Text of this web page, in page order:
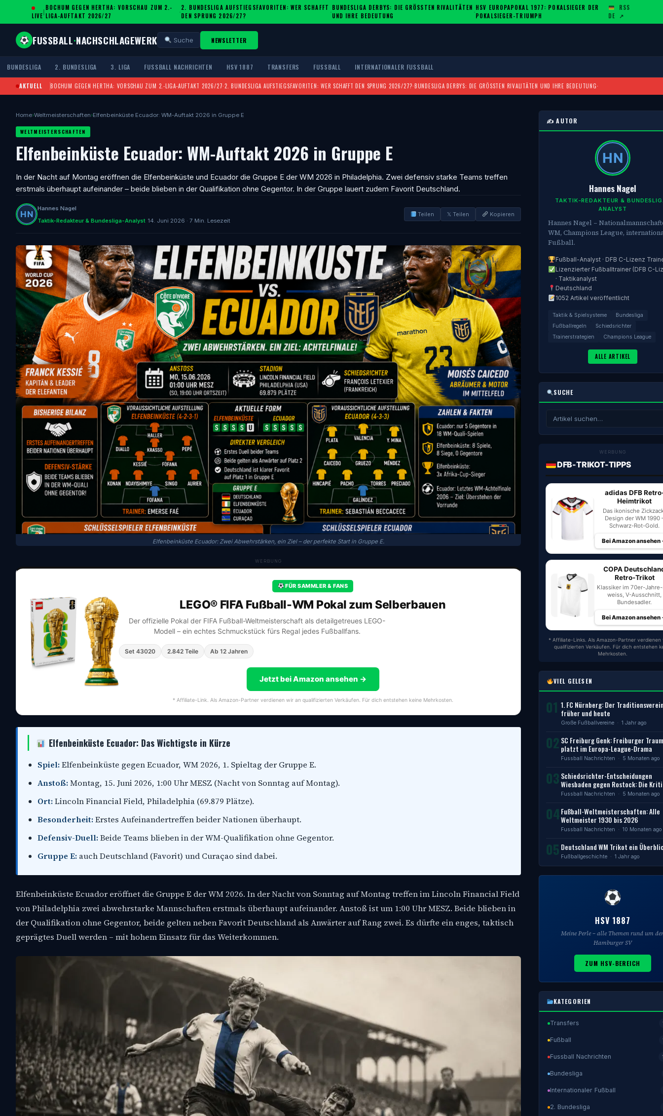
LIVE
|
BOCHUM GEGEN HERTHA: VORSCHAU ZUM 2.-
LIGA-AUFTAKT 2026/27
·
2. BUNDESLIGA AUFSTIEGSFAVORITEN: WER SCHAFFT
DEN SPRUNG 2026/27?
·
BUNDESLIGA DERBYS: DIE GRÖSSTEN RIVALITÄTEN U
ND IHRE BEDEUTUNG
·
HSV EUROPAPOKAL 1977: POKALSIEGER DER
POKALSIEGER-TRIUMPH
DE
RSS
↗
FUSSBALL·NACHSCHLAGEWERK Suche NEWSLETTER
BUNDESLIGA 2. BUNDESLIGA 3. LIGA FUSSBALL NACHRICHTEN HSV 1887 TRANSFERS FUSSBALL INTERNATIONALER FUSSBALL
AKTUELL BOCHUM GEGEN HERTHA: VORSCHAU ZUM 2.-LIGA-AUFTAKT 2026/27·2. BUNDESLIGA AUFSTIEGSFAVORITEN: WER SCHAFFT DEN SPRUNG 2026/27?·BUNDESLIGA DERBYS: DIE GRÖSSTEN RIVALITÄTEN UND IHRE BEDEUTUNG ·
Home›Weltmeisterschaften›Elfenbeinküste Ecuador: WM-Auftakt 2026 in Gruppe E
WELTMEISTERSCHAFTEN
Elfenbeinküste Ecuador: WM-Auftakt 2026 in Gruppe E
In der Nacht auf Montag eröffnen die Elfenbeinküste und Ecuador die Gruppe E der WM 2026 in Philadelphia. Zwei defensiv starke Teams treffen
erstmals überhaupt aufeinander – beide blieben in der Qualifikation ohne Gegentor. In der Gruppe lauert zudem Favorit Deutschland.
Hannes Nagel
Taktik-Redakteur & Bundesliga-Analyst 14. Juni 2026 · 7 Min. Lesezeit
Teilen 𝕏 Teilen Kopieren
Elfenbeinküste Ecuador: Zwei Abwehrstärken, ein Ziel – der perfekte Start in Gruppe E.
WERBUNG
FÜR SAMMLER & FANS
LEGO® FIFA Fußball-WM Pokal zum Selberbauen
Der offizielle Pokal der FIFA Fußball-Weltmeisterschaft als detailgetreues LEGO-
Modell – ein echtes Schmuckstück fürs Regal jedes Fußballfans.
Set 43020 2.842 Teile Ab 12 Jahren
Jetzt bei Amazon ansehen →
* Affiliate-Link. Als Amazon-Partner verdienen wir an qualifizierten Verkäufen. Für dich entstehen keine Mehrkosten.
Elfenbeinküste Ecuador: Das Wichtigste in Kürze
Spiel:Elfenbeinküste gegen Ecuador, WM 2026, 1. Spieltag der Gruppe E.
Anstoß:Montag, 15. Juni 2026, 1:00 Uhr MESZ (Nacht von Sonntag auf Montag).
Ort:Lincoln Financial Field, Philadelphia (69.879 Plätze).
Besonderheit:Erstes Aufeinandertreffen beider Nationen überhaupt.
Defensiv-Duell:Beide Teams blieben in der WM-Qualifikation ohne Gegentor.
Gruppe E: auch Deutschland (Favorit) und Curaçao sind dabei.
Elfenbeinküste Ecuador eröffnet die Gruppe E der WM 2026. In der Nacht von Sonntag auf Montag treffen im Lincoln Financial Field
von Philadelphia zwei abwehrstarke Mannschaften erstmals überhaupt aufeinander. Anstoß ist um 1:00 Uhr MESZ. Beide blieben in
der Qualifikation ohne Gegentor, beide gelten neben Favorit Deutschland als Anwärter auf Rang zwei. Es dürfte ein enges, taktisch
geprägtes Duell werden – mit hohem Einsatz für das Weiterkommen.
✍️ AUTOR
Hannes Nagel
TAKTIK-REDAKTEUR &
ANALYST
Hannes Nagel –
WM, Champions League,
Fußball.
Fußball-Analyst · DFB C-Lizenz
Lizenzierter Fußballtrainer (DFB C-
· Taktikanalyst
Deutschland
1052 Artikel veröffentlicht
Taktik & Spielsysteme
Bundesliga
Fußballregeln
Schiedsrichter
Trainerstrategien
Champions League
ALLE ARTIKEL
SUCHE
WERBUNG
DFB-TRIKOT-TIPPS
adidas DFB
Heimtrikot
Das ikonische
Design der WM 1990
Schwarz-Rot-Gold.
Bei Amazon ansehen
COPA
Retro-Trikot
Klassiker im 70er-
weiss, V-Ausschnitt,
Bundesadler.
Bei Amazon ansehen
* Affiliate-Links. Als Amazon-Partner verdienen
qualifizierten Verkäufen. Für dich entstehen
Mehrkosten.
VIEL GELESEN
01 1. FC Nürnberg: Der
früher und heute
Große Fußballvereine · 1 Jahr ago
02 SC Freiburg Genk: Freiburger Traum
platzt im Europa-League-Drama
Fussball Nachrichten · 5 Monaten ago
03 Schiedsrichter-Entscheidungen
Wiesbaden gegen Rostock: Die
Fussball Nachrichten · 5 Monaten ago
04 Fußball-Weltmeisterschaften: Alle
Weltmeister 1930 bis 2026
Fussball Nachrichten · 10 Monaten ago
05 Deutschland WM Trikot ein
Fußballgeschichte · 1 Jahr ago
HSV 1887
Meine Perle – alle Themen rund um
Hamburger SV
ZUM HSV-BEREICH
KATEGORIEN
Transfers
Fußball
Fussball Nachrichten
Bundesliga
Internationaler Fußball
2. Bundesliga